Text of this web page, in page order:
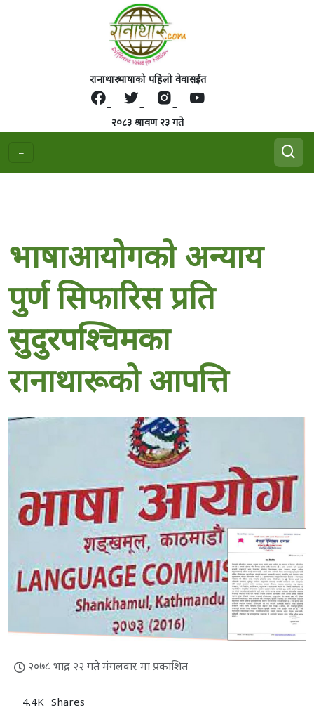
रानाथारु भाषाको पहिलो वेवासईत
२०८३ श्रावण २३ गते
भाषाआयाेगकाे अन्याय
पुर्ण सिफारिस प्रति
सुदुरपश्चिमका
रानाथारूकाे आपत्ति
२०७८ भाद्र २२ गते मंगलवार मा प्रकाशित
4.4K Shares